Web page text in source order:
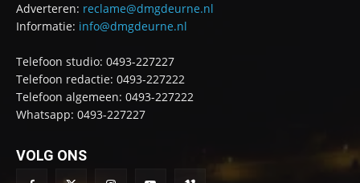
Adverteren: reclame@dmgdeurne.nl
Informatie: info@dmgdeurne.nl
Telefoon studio: 0493-227227
Telefoon redactie: 0493-227222
Telefoon algemeen: 0493-227222
Whatsapp: 0493-227227
VOLG ONS